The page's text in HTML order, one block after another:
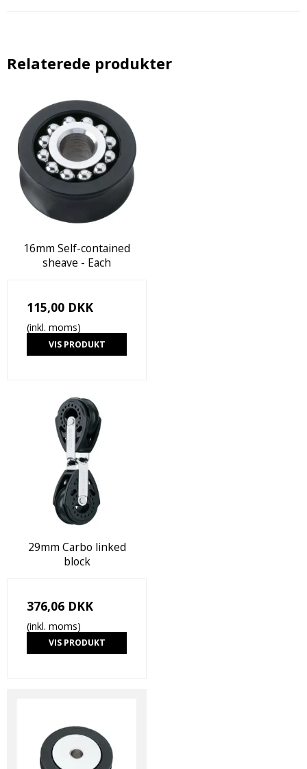
Relaterede produkter
16mm Self-contained
sheave - Each
115,00 DKK
(inkl. moms)
VIS PRODUKT
29mm Carbo linked
block
376,06 DKK
(inkl. moms)
VIS PRODUKT